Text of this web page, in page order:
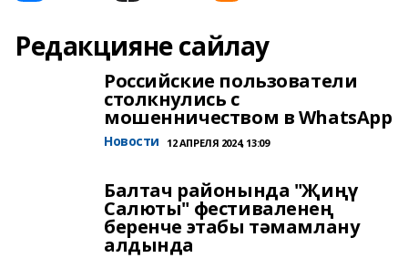
Редакцияне сайлау
Российские пользователи
столкнулись с
мошенничеством в WhatsApp
Новости 12 АПРЕЛЯ 2024, 13:09
Балтач районында "Җиңү
Салюты" фестиваленең
беренче этабы тәмамлану
алдында